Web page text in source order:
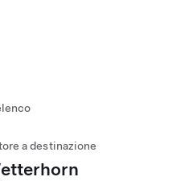
a destinazione